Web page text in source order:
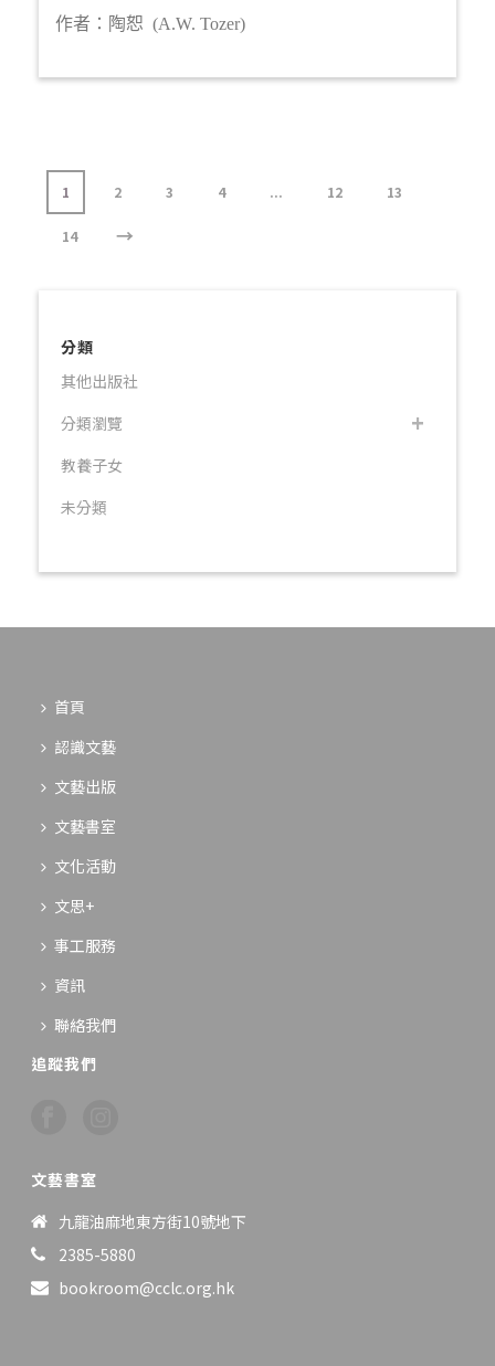
作者：陶恕 (A.W. Tozer)
1 2 3 4 ... 12 13
14 →
分類
其他出版社
分類瀏覽
教養子女
未分類
首頁
認識文藝
文藝出版
文藝書室
文化活動
文思+
事工服務
資訊
聯絡我們
追蹤我們
文藝書室
九龍油麻地東方街10號地下
2385-5880
bookroom@cclc.org.hk